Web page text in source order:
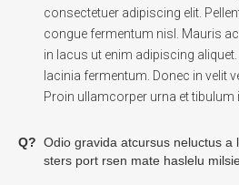
consectetuer adipiscing elit.
congue fermentum nisl. Mauris
in lacus ut enim adipiscing
lacinia fermentum. Donec in velit
Proin ullamcorper urna et tibulum
Q? Odio gravida atcursus neluctus a
sters port rsen mate haslelu